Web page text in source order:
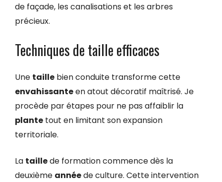
de façade, les canalisations et les arbres
précieux.
Techniques de taille efficaces
Une taille bien conduite transforme cette
envahissanteen atout décoratif maîtrisé. Je
procède par étapes pour ne pas affaiblir la
plante tout en limitant son expansion
territoriale.
La taillede formation commence dès la
deuxième annéede culture. Cette intervention